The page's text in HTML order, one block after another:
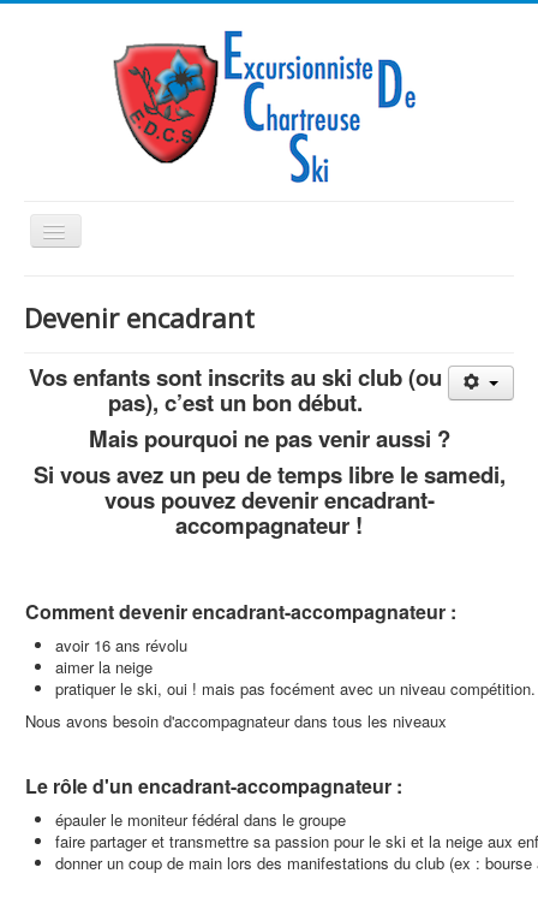
Basculer
la
Accueil
Ski de Piste/Snow
Ski de Rando
Inscriptions
Devenir encadrant
Vos enfants sont inscrits au ski club (ou
pas), c’est un bon début.
Mais pourquoi ne pas venir aussi ?
Si vous avez un peu de temps libre le samedi,
vous pouvez devenir encadrant-
accompagnateur !
Comment devenir encadrant-accompagnateur :
avoir 16 ans révolu
aimer la neige
pratiquer le ski, oui ! mais pas focément avec un niveau compétition.
Nous avons besoin d'accompagnateur dans tous les niveaux
Le rôle d'un encadrant-accompagnateur :
épauler le moniteur fédéral dans le groupe
faire partager et transmettre sa passion pour le ski et la neige aux
donner un coup de main lors des manifestations du club (ex :